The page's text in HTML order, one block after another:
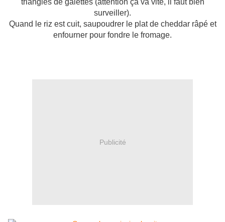
triangles de galettes (attention ça va vite, il faut bien
surveiller).
Quand le riz est cuit, saupoudrer le plat de cheddar râpé et
enfourner pour fondre le fromage.
Publicité